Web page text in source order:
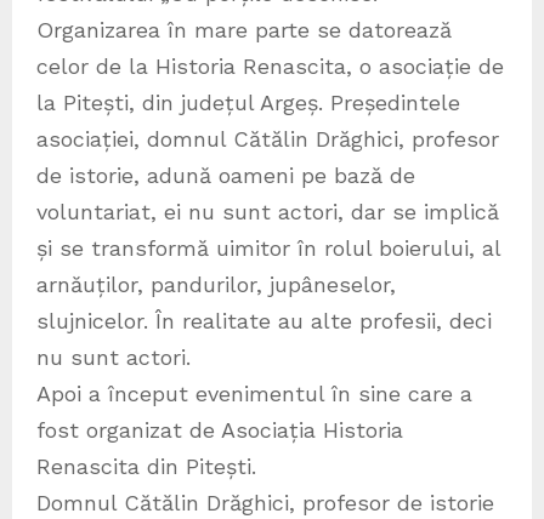
Organizarea în mare parte se datorează
celor de la Historia Renascita, o asociație de
la Pitești, din județul Argeș. Președintele
asociației, domnul Cătălin Drăghici, profesor
de istorie, adună oameni pe bază de
voluntariat, ei nu sunt actori, dar se implică
și se transformă uimitor în rolul boierului, al
arnăuților, pandurilor, jupâneselor,
slujnicelor. În realitate au alte profesii, deci
nu sunt actori.
Apoi a început evenimentul în sine care a
fost organizat de Asociația Historia
Renascita din Pitești.
Domnul Cătălin Drăghici, profesor de istorie